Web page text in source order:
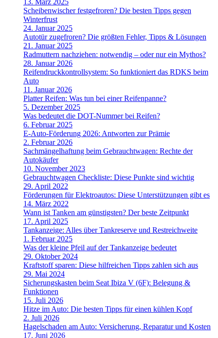
13. März 2025
Scheibenwischer festgefroren? Die besten Tipps gegen
Winterfrust
24. Januar 2025
Autotür zugefroren? Die größten Fehler, Tipps & Lösungen
21. Januar 2025
Radmuttern nachziehen: notwendig – oder nur ein Mythos?
28. Januar 2026
Reifendruckkontrollsystem: So funktioniert das RDKS beim
Auto
11. Januar 2026
Platter Reifen: Was tun bei einer Reifenpanne?
5. Dezember 2025
Was bedeutet die DOT-Nummer bei Reifen?
6. Februar 2025
E-Auto-Förderung 2026: Antworten zur Prämie
2. Februar 2026
Sachmängelhaftung beim Gebrauchtwagen: Rechte der
Autokäufer
10. November 2023
Gebrauchtwagen Checkliste: Diese Punkte sind wichtig
29. April 2022
Förderungen für Elektroautos: Diese Unterstützungen gibt es
14. März 2022
Wann ist Tanken am günstigsten? Der beste Zeitpunkt
17. April 2025
Tankanzeige: Alles über Tankreserve und Restreichweite
1. Februar 2025
Was der kleine Pfeil auf der Tankanzeige bedeutet
29. Oktober 2024
Kraftstoff sparen: Diese hilfreichen Tipps zahlen sich aus
29. Mai 2024
Sicherungskasten beim Seat Ibiza V (6F): Belegung &
Funktionen
15. Juli 2026
Hitze im Auto: Die besten Tipps für einen kühlen Kopf
2. Juli 2026
Hagelschaden am Auto: Versicherung, Reparatur und Kosten
17. Juni 2026